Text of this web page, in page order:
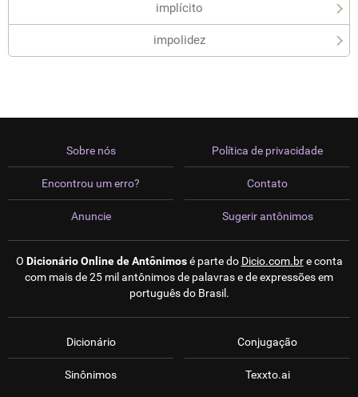
implícito
impolidez
Sobre nós
Encontrou um erro?
Anuncie
Política de privacidade
Contato
Sugerir antônimos
O Dicionário Online de Antônimosé parte do Dicio.com.bre conta
com mais de 25 mil antônimos de palavras e de expressões em
português do Brasil.
Dicionário
Sinônimos
Conjugação
Texxto.ai